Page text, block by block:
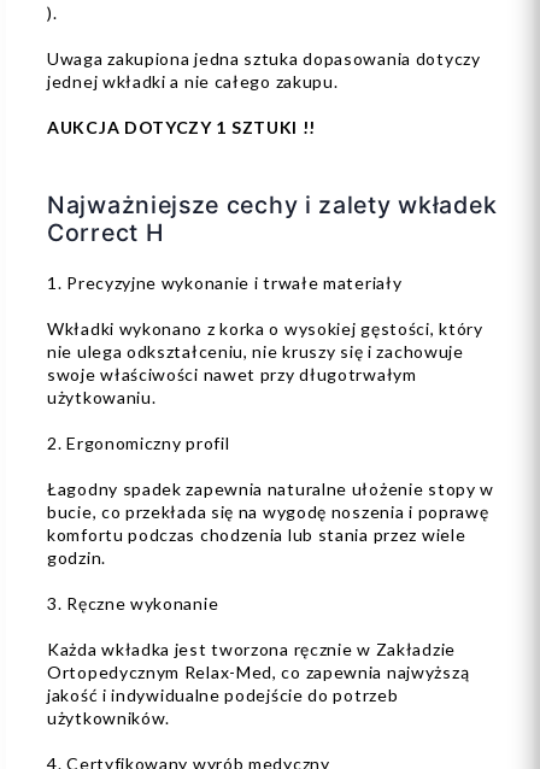
).
Uwaga zakupiona jedna sztuka dopasowania dotyczy
jednej wkładki a nie całego zakupu.
AUKCJA DOTYCZY 1 SZTUKI !!
Najważniejsze cechy i zalety wkładek
Correct H
1. Precyzyjne wykonanie i trwałe materiały
Wkładki wykonano z korka o wysokiej gęstości, który
nie ulega odkształceniu, nie kruszy się i zachowuje
swoje właściwości nawet przy długotrwałym
użytkowaniu.
2. Ergonomiczny profil
Łagodny spadek zapewnia naturalne ułożenie stopy w
bucie, co przekłada się na wygodę noszenia i poprawę
komfortu podczas chodzenia lub stania przez wiele
godzin.
3. Ręczne wykonanie
Każda wkładka jest tworzona ręcznie w Zakładzie
Ortopedycznym Relax-Med, co zapewnia najwyższą
jakość i indywidualne podejście do potrzeb
użytkowników.
4. Certyfikowany wyrób medyczny